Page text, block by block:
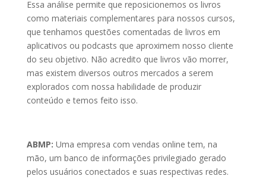
Essa análise permite que reposicionemos os livros
como materiais complementares para nossos cursos,
que tenhamos questões comentadas de livros em
aplicativos ou podcasts que aproximem nosso cliente
do seu objetivo. Não acredito que livros vão morrer,
mas existem diversos outros mercados a serem
explorados com nossa habilidade de produzir
conteúdo e temos feito isso.
ABMP: Uma empresa com vendas online tem, na
mão, um banco de informações privilegiado gerado
pelos usuários conectados e suas respectivas redes.